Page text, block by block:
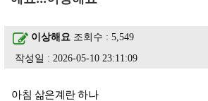
이상해요 조회수 : 5,549
작성일 : 2026-05-10 23:11:09
아침 삶은계란 하나